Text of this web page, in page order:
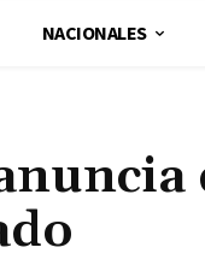
NACIONALES